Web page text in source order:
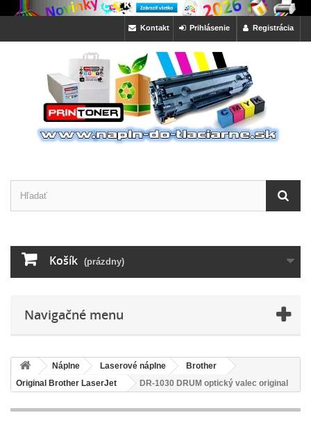
Registrácia
Prihlásenie
Kontakt
Košík (prázdny)
Navigačné menu
Náplne Laserové náplne
Brother
Original Brother LaserJet
DR-1030 DRUM optický valec original